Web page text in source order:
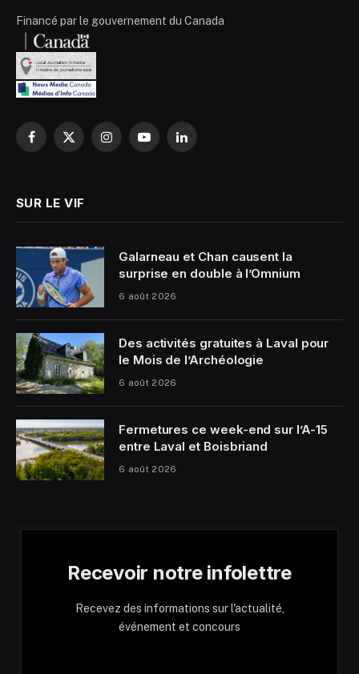
Financé par le gouvernement du Canada
Facebook
X
InstagramYouTubeLinkedIn
SUR LE VIF
Galarneau et Chan causent la
surprise en double à l’Omnium
6 août 2026
Des activités gratuites à Laval pour
le Mois de l’Archéologie
6 août 2026
Fermetures ce week-end sur l’A-15
entre Laval et Boisbriand
6 août 2026
Recevoir notre infolettre
Recevez des informations sur l'actualité,
événement et concours